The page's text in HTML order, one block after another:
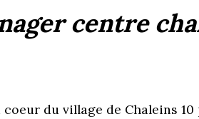
centre
du village de Chaleins 10